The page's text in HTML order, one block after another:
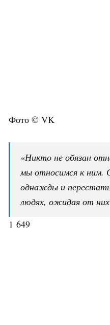
Фото © VK
«Никто не обязан
мы относимся к ним.
однажды и
людях, ожидая от
1 649